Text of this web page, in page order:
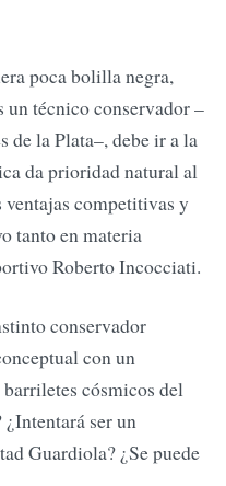
poca bolilla negra,
un técnico conservador –
de la Plata–, debe ir a la
da prioridad natural al
ventajas competitivas y
tanto en materia
Roberto Incocciati.
conservador
con un
cósmicos del
ser un
Guardiola? ¿Se puede